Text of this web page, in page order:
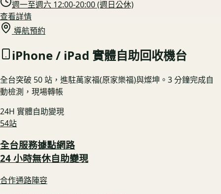
週一至週六 12:00-20:00 (週日公休)
查看詳情
導航預約
iPhone / iPad 實體自助回收機台
全台突破 50 站，進駐萬家福(原家樂福)與燦坤。3 分鐘完成自
動檢測，現場轉帳
24H 實體自助變現
54站
全台服務據點網路
24 小時無休自助變現
合作通路陣容